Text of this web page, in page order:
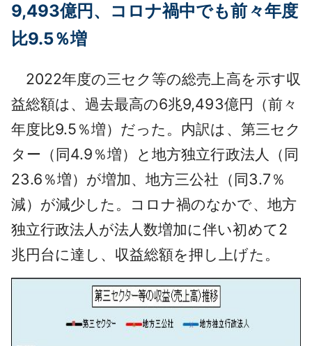
9,493億円、コロナ禍中でも前々年度
比9.5％増
2022年度の三セク等の総売上高を示す収
益総額は、過去最高の6兆9,493億円（前々
年度比9.5％増）だった。内訳は、第三セク
ター（同4.9％増）と地方独立行政法人（同
23.6％増）が増加、地方三公社（同3.7％
減）が減少した。コロナ禍のなかで、地方
独立行政法人が法人数増加に伴い初めて2
兆円台に達し、収益総額を押し上げた。